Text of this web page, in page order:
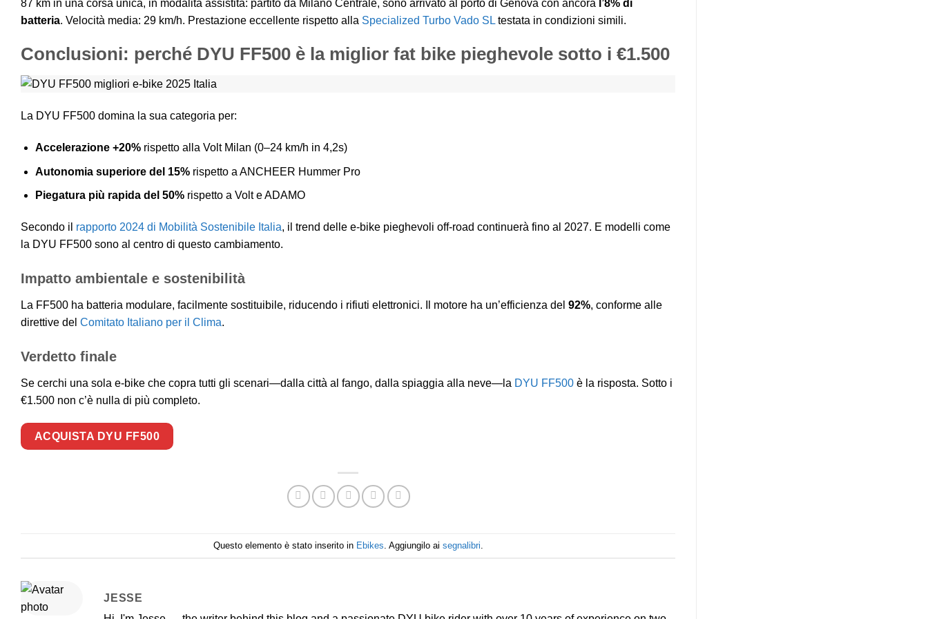
87 km in una corsa unica, in modalità assistita: partito da Milano Centrale, sono arrivato al porto di Genova con ancora l’8% di
batteria. Velocità media: 29 km/h. Prestazione eccellente rispetto alla Specialized Turbo Vado SL testata in condizioni simili.
Conclusioni: perché DYU FF500 è la miglior fat bike pieghevole sotto i €1.500
La DYU FF500 domina la sua categoria per:
Accelerazione +20%rispetto alla Volt Milan (0–24 km/h in 4,2s)
Autonomia superiore del 15%rispetto a ANCHEER Hummer Pro
Piegatura più rapida del 50%rispetto a Volt e ADAMO
Secondo il rapporto 2024 di Mobilità Sostenibile Italia, il trend delle e-bike pieghevoli off-road continuerà fino al 2027. E modelli come
la DYU FF500 sono al centro di questo cambiamento.
Impatto ambientale e sostenibilità
La FF500 ha batteria modulare, facilmente sostituibile, riducendo i rifiuti elettronici. Il motore ha un’efficienza del 92%, conforme alle
direttive del Comitato Italiano per il Clima.
Verdetto finale
Se cerchi una sola e-bike che copra tutti gli scenari—dalla città al fango, dalla spiaggia alla neve—la DYU FF500 è la risposta. Sotto i
€1.500 non c’è nulla di più completo.
ACQUISTA DYU FF500
Questo elemento è stato inserito in Ebikes . Aggiungilo ai segnalibri
JESSE